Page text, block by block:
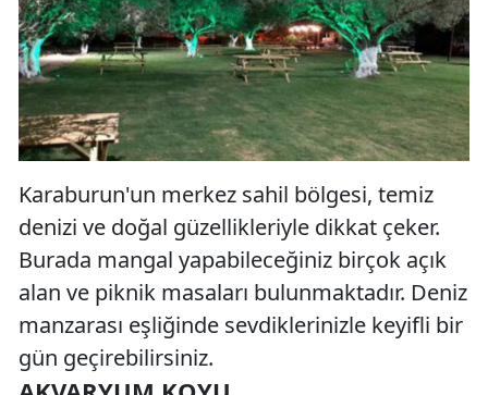
Karaburun'un merkez sahil bölgesi, temiz
denizi ve doğal güzellikleriyle dikkat çeker.
Burada mangal yapabileceğiniz birçok açık
alan ve piknik masaları bulunmaktadır. Deniz
manzarası eşliğinde sevdiklerinizle keyifli bir
gün geçirebilirsiniz.